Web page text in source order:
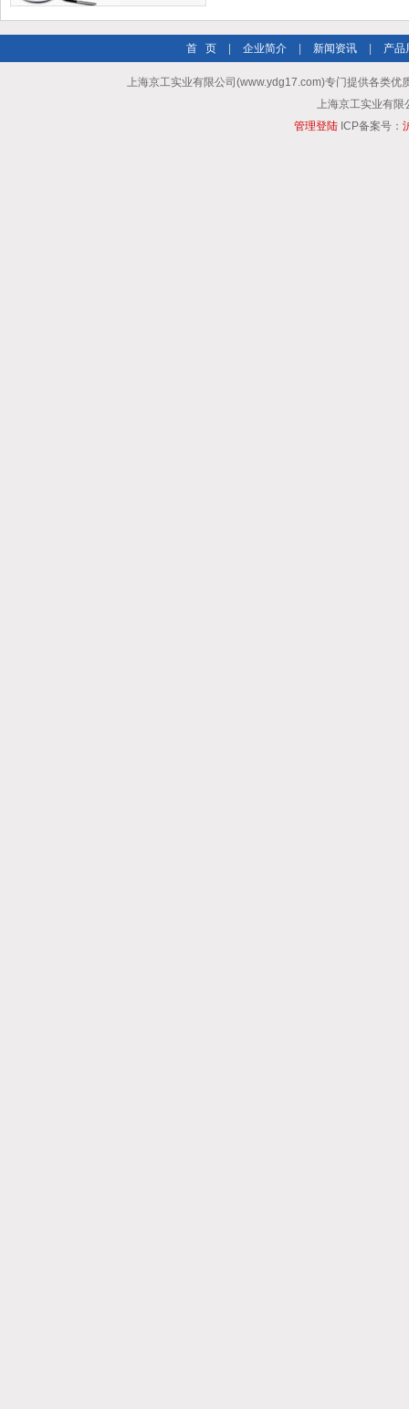
首 页 企业简介 新闻资讯 产品
上海京工实业有限公司(www.ydg17.com)专门提供各类优
上海京工实业有限
管理登陆ICP备案号：